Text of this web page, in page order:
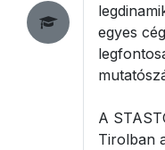
egyes
A
Tirolban